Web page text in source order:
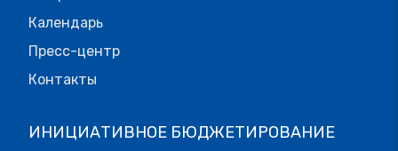
Календарь
Пресс-центр
Контакты
ИНИЦИАТИВНОЕ БЮДЖЕТИРОВАНИЕ